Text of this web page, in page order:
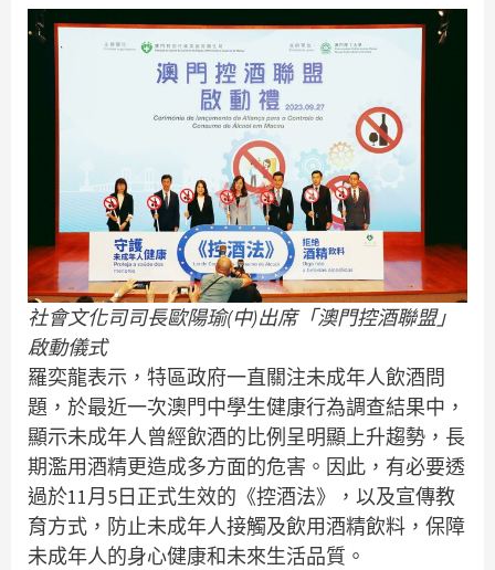
社會文化司司長歐陽瑜(中)出席「澳門控酒聯盟」
啟動儀式
羅奕龍表示，特區政府一直關注未成年人飲酒問
題，於最近一次澳門中學生健康行為調查結果中，
顯示未成年人曾經飲酒的比例呈明顯上升趨勢，長
期濫用酒精更造成多方面的危害。因此，有必要透
過於11月5日正式生效的《控酒法》，以及宣傳教
育方式，防止未成年人接觸及飲用酒精飲料，保障
未成年人的身心健康和未來生活品質。